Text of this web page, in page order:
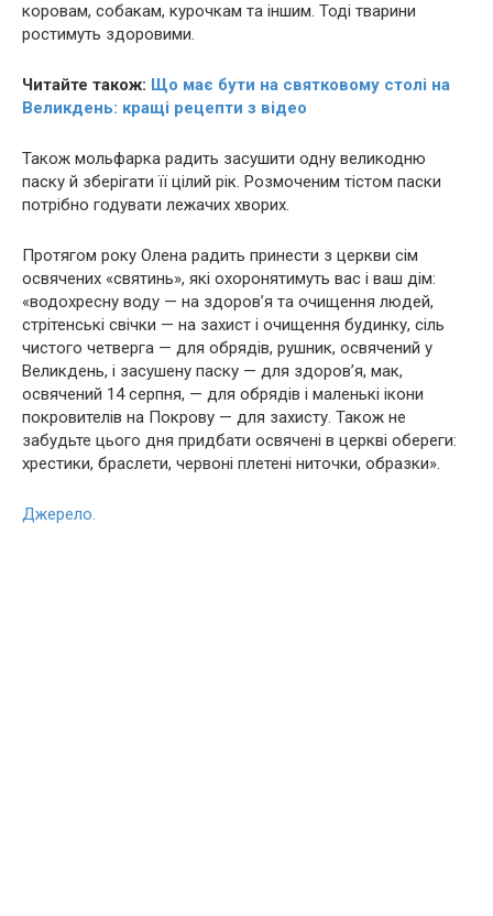
коровам, собакам, курочкам та іншим. Тоді тварини
ростимуть здоровими.
Читайте також: Що має бути на святковому столі на
Великдень: кращі рецепти з відео
Також мольфарка радить засушити одну великодню
паску й зберігати її цілий рік. Розмоченим тістом паски
потрібно годувати лежaчих хвopих.
Протягом року Олена радить принести з церкви сім
освячених «святинь», які охоронятимуть вас і ваш дім:
«водохресну воду — на здоров’я та очищення людей,
стрітенські свічки — на захист і очищення будинку, сіль
чистого четверга — для обрядів, рушник, освячений у
Великдень, і засушену паску — для здоров’я, мак,
освячений 14 серпня, — для обрядів і маленькі ікони
покровителів на Покрову — для захисту. Також не
забудьте цього дня придбати освячені в церкві обереги:
хрестики, браслети, червоні плетені ниточки, образки».
Джерело.